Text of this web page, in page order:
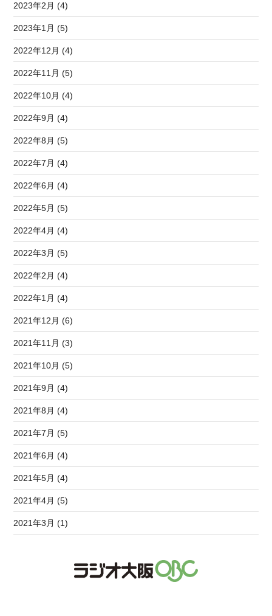
2023年2月 (4)
2023年1月 (5)
2022年12月 (4)
2022年11月 (5)
2022年10月 (4)
2022年9月 (4)
2022年8月 (5)
2022年7月 (4)
2022年6月 (4)
2022年5月 (5)
2022年4月 (4)
2022年3月 (5)
2022年2月 (4)
2022年1月 (4)
2021年12月 (6)
2021年11月 (3)
2021年10月 (5)
2021年9月 (4)
2021年8月 (4)
2021年7月 (5)
2021年6月 (4)
2021年5月 (4)
2021年4月 (5)
2021年3月 (1)